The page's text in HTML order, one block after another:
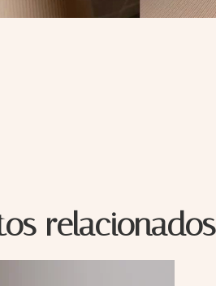
relacionados